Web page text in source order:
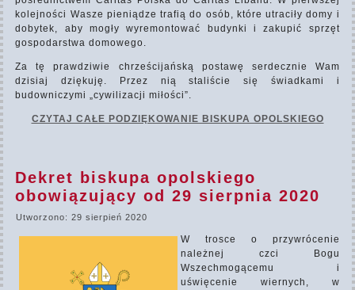
kolejności Wasze pieniądze trafią do osób, które utraciły domy i
dobytek, aby mogły wyremontować budynki i zakupić sprzęt
gospodarstwa domowego.
Za tę prawdziwie chrześcijańską postawę serdecznie Wam
dzisiaj dziękuję. Przez nią staliście się świadkami i
budowniczymi „cywilizacji miłości”.
CZYTAJ CAŁE PODZIĘKOWANIE BISKUPA OPOLSKIEGO
Dekret biskupa opolskiego
obowiązujący od 29 sierpnia 2020
Utworzono: 29 sierpień 2020
W trosce o przywrócenie
należnej czci Bogu
Wszechmogącemu i
uświęcenie wiernych, w